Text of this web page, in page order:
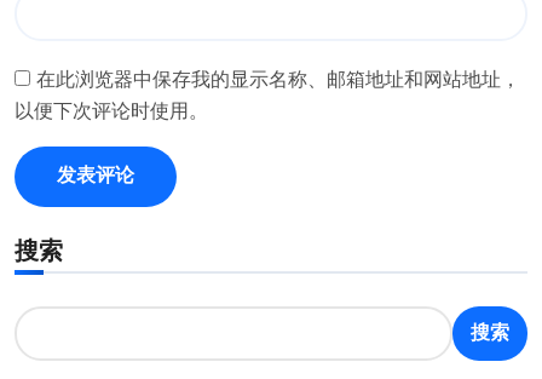
在此浏览器中保存我的显示名称、邮箱地址和网站地址，
以便下次评论时使用。
搜索
搜索